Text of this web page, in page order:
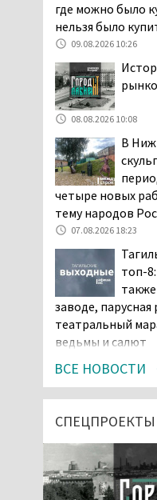
где можно было
нельзя было
09.08.2026 10:26
08.08.2026 10:08
В
четыре новых
тему народов
07.08.2026 18:23
топ-
заводе, парусная
театральный
ведьмы и салют
наркотического
07.08.2026 15:35
Пять
ВСЕ НОВОСТИ
СПЕЦПРОЕКТЫ